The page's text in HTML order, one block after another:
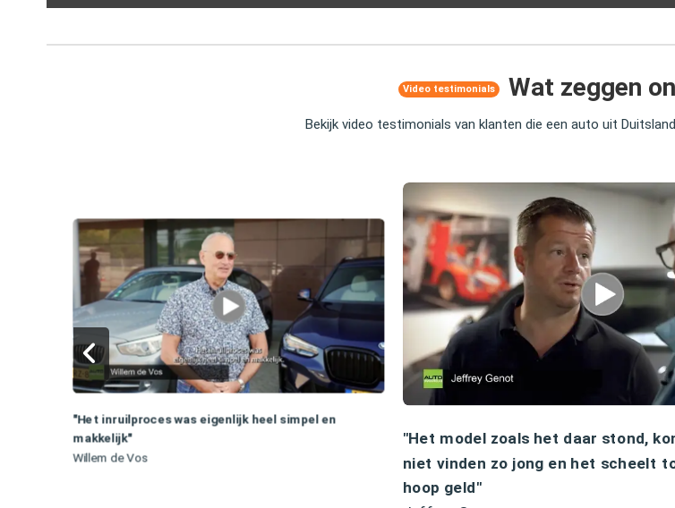
Video testimonials Wat zeggen
Bekijk video testimonials van klanten die een auto uit
"Het inruilproces was eigenlijk heel simpel en
makkelijk"
Willem de Vos
"Het model zoals het daar stond,
niet vinden zo jong en het scheelt
hoop geld"